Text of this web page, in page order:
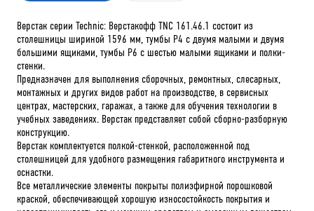
Верстак серии Technic: Верстакофф TNC 161.46.1 состоит из
столешницы шириной 1596 мм, тумбы P4 с двумя малыми и двумя
большими ящиками, тумбы P6 с шестью малыми ящиками и полки-
стенки.
Предназначен для выполнения сборочных, ремонтных, слесарных,
монтажных и других видов работ на производстве, в сервисных
центрах, мастерских, гаражах, а также для обучения технологии в
учебных заведениях. Верстак представляет собой сборно-разборную
конструкцию.
Верстак комплектуется полкой-стенкой, расположенной под
столешницей для удобного размещения габаритного инструмента и
оснастки.
Все металлические элементы покрыты полиэфирной порошковой
краской, обеспечивающей хорошую износостойкость покрытия и